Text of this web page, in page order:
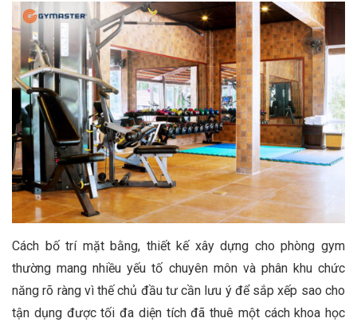
Cách bố trí mặt bằng, thiết kế xây dựng cho phòng gym
thường mang nhiều yếu tố chuyên môn và phân khu chức
năng rõ ràng vì thế chủ đầu tư cần lưu ý để sắp xếp sao cho
tận dụng được tối đa diện tích đã thuê một cách khoa học